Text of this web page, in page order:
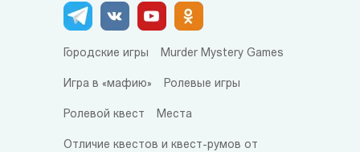
Городские игры Murder Mystery Games
Игра в «мафию» Ролевые игры
Ролевой квест Места
Отличие квестов и квест-румов от